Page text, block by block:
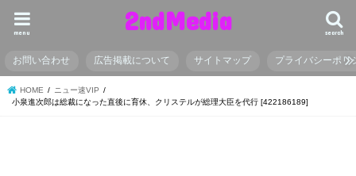
2ndMedia search
menu
お問い合わせ 広告掲載について サイトマップ プライバシーポリ
HOME
ニュー速VIP
小泉進次郎は総裁になった直後に育休、クリステルが総理大臣を代行 [422186189]